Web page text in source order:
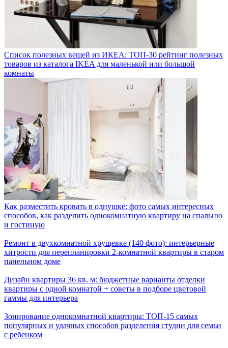
Список полезных вещей из ИКЕА: ТОП-30 рейтинг полезных
товаров из каталога IKEA для маленькой или большой
комнаты
Как разместить кровать в однушке: фото самых интересных
способов, как разделить однокомнатную квартиру на спальню
и гостиную
Ремонт в двухкомнатной хрущевке (140 фото): интерьерные
хитрости для перепланировки 2-комнатной квартиры в старом
панельном доме
Дизайн квартиры 36 кв. м: бюджетные варианты отделки
квартиры с одной комнатой + советы в подборе цветовой
гаммы для интерьера
Зонирование однокомнатной квартиры: ТОП-15 самых
популярных и удачных способов разделения студии для семьи
с ребенком